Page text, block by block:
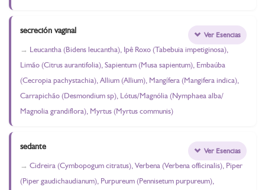
secreción vaginal
Leucantha (Bidens leucantha), Ipê Roxo (Tabebuia impetiginosa),
Limão (Citrus aurantifolia), Sapientum (Musa sapientum), Embaúba
(Cecropia pachystachia), Allium (Allium), Mangífera (Mangifera indica),
Carrapichão (Desmondium sp), Lótus/Magnólia (Nymphaea alba/
Magnolia grandiflora), Myrtus (Myrtus communis)
Ver Esencias
sedante
Cidreira (Cymbopogum citratus), Verbena (Verbena officinalis), Piper
(Piper gaudichaudianum), Purpureum (Pennisetum purpureum),
Ver Esencias